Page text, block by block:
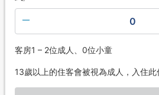
0
客房1 – 2位成人、0位小童
13歲以上的住客會被視為成人，入住此